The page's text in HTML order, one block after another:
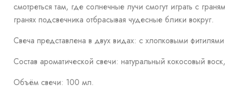
смотреться там, где солнечные лучи смогут играть с
гранях подсвечника отбрасывая чудесные блики вокруг.
Свеча представлена в двух видах: с хлопковыми
Состав ароматической свечи: натуральный кокосовый
Объём свечи: 100 мл.